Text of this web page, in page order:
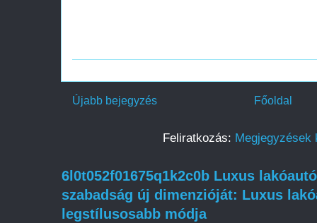
Újabb bejegyzés Főoldal
Feliratkozás: Megjegyzések
6l0t052f01675q1k2c0b Luxus
szabadság új dimenzióját: Luxus
legstílusosabb módja